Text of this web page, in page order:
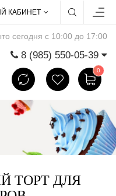
КАБИНЕТ
сегодня с 10:00 до 17:00
8 (985) 550-05-39
0
ТОРТ ДЛЯ